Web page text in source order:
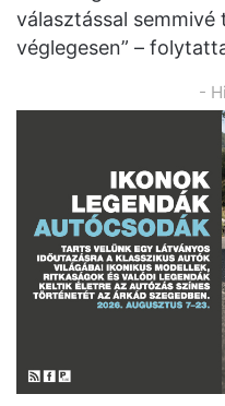
választással semmivé
véglegesen” –
-